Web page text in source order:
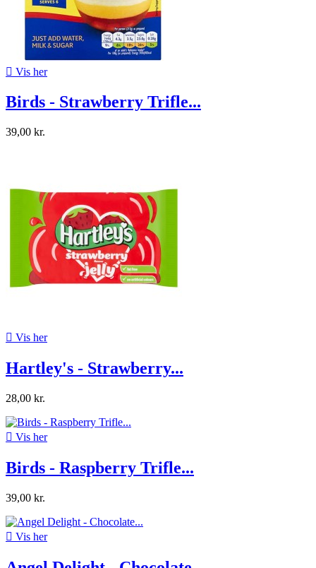
 Vis her
Birds - Strawberry Trifle...
39,00 kr.
 Vis her
Hartley's - Strawberry...
28,00 kr.
 Vis her
Birds - Raspberry Trifle...
39,00 kr.
 Vis her